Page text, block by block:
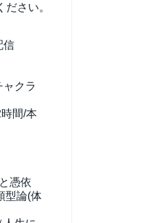
ださい。
信
ャクラ
間/本
憑依
型論(体